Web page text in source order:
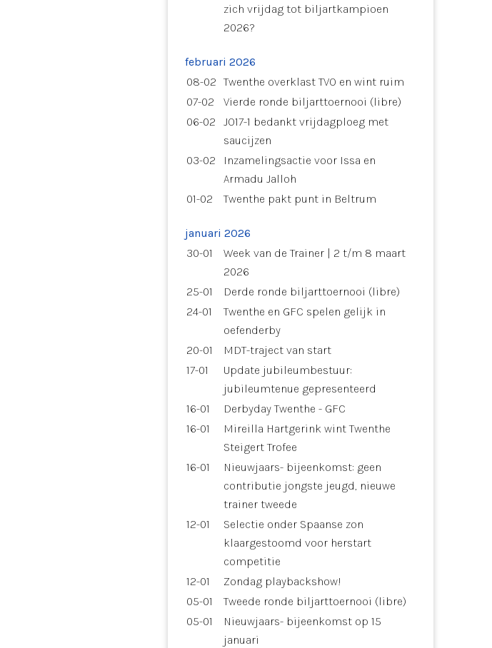
zich vrijdag tot biljartkampioen
2026?
februari 2026
08-02 Twenthe overklast TVO en wint ruim
07-02
Vierde ronde biljarttoernooi (libre)
06-02
JO17-1 bedankt vrijdagploeg met
saucijzen
03-02
Inzamelingsactie voor Issa en
Armadu Jalloh
01-02
Twenthe pakt punt in Beltrum
januari 2026
30-01
Week van de Trainer | 2 t/m 8 maart
2026
25-01
Derde ronde biljarttoernooi (libre)
24-01
Twenthe en GFC spelen gelijk in
oefenderby
20-01
MDT-traject van start
17-01
Update jubileumbestuur:
jubileumtenue gepresenteerd
16-01
Derbyday Twenthe - GFC
16-01
Mireilla Hartgerink wint Twenthe
Steigert Trofee
16-01
Nieuwjaars- bijeenkomst: geen
contributie jongste jeugd, nieuwe
trainer tweede
12-01
Selectie onder Spaanse zon
klaargestoomd voor herstart
competitie
12-01
Zondag playbackshow!
05-01
Tweede ronde biljarttoernooi (libre)
05-01
Nieuwjaars- bijeenkomst op 15
januari